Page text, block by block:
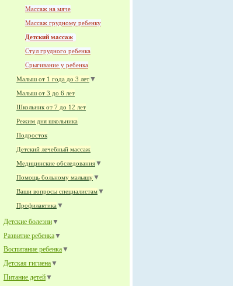
Массаж на мяче
Массаж грудному ребенку
Детский массаж
Стул грудного ребенка
Срыгивание у ребенка
Малыш от 1 года до 3 лет▼
Малыш от 3 до 6 лет
Школьник от 7 до 12 лет
Режим дня школьника
Подросток
Детский лечебный массаж
Медицинские обследования▼
Помощь больному малышу▼
Ваши вопросы специалистам▼
Профилактика▼
Детские болезни▼
Развитие ребенка▼
Воспитание ребенка▼
Детская гигиена▼
Питание детей▼